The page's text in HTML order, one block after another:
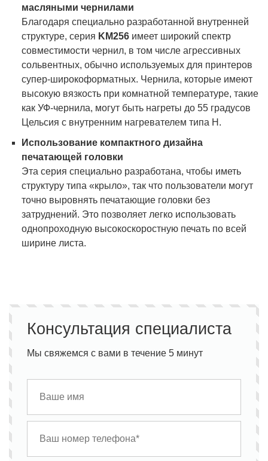
масляными чернилами
Благодаря специально разработанной внутренней
структуре, серия KM256имеет широкий спектр
совместимости чернил, в том числе агрессивных
сольвентных, обычно используемых для принтеров
супер-широкоформатных. Чернила, которые имеют
высокую вязкость при комнатной температуре, такие
как УФ-чернила, могут быть нагреты до 55 градусов
Цельсия с внутренним нагревателем типа Н.
Использование компактного дизайна
печатающей головки
Эта серия специально разработана, чтобы иметь
структуру типа «крыло», так что пользователи могут
точно выровнять печатающие головки без
затруднений. Это позволяет легко использовать
однопроходную высокоскоростную печать по всей
ширине листа.
Консультация специалиста
Мы свяжемся с вами в течение 5 минут